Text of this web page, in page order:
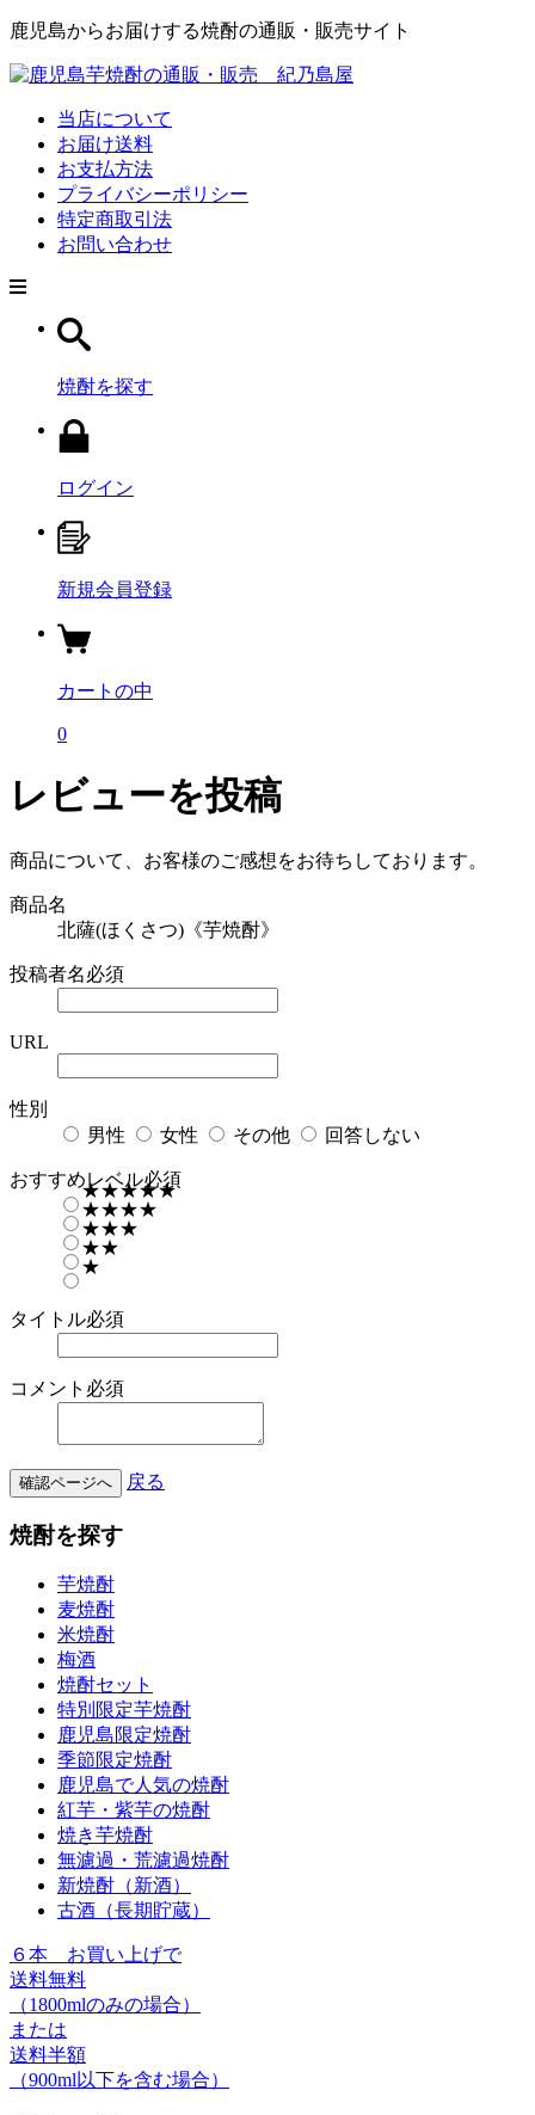
鹿児島からお届けする焼酎の通販・販売サイト
当店について
お届け送料
お支払方法
プライバシーポリシー
特定商取引法
お問い合わせ
焼酎を探す
ログイン
新規会員登録
カートの中
0
レビューを投稿
商品について、お客様のご感想をお待ちしております。
商品名
北薩(ほくさつ)《芋焼酎》
投稿者名必須
URL
性別
男性
女性 その他 回答しない
おすすめレベル必須
★★★★★
★★★★
★★★
★★
★
タイトル必須
コメント 必須
確認ページへ 戻る
焼酎を探す
芋焼酎
麦焼酎
米焼酎
梅酒
焼酎セット
特別限定芋焼酎
鹿児島限定焼酎
季節限定焼酎
鹿児島で人気の焼酎
紅芋・紫芋の焼酎
焼き芋焼酎
無濾過・荒濾過焼酎
新焼酎（新酒）
古酒（長期貯蔵）
６本 お買い上げで
送料無料
（1800mlのみの場合）
または
送料半額
（900ml以下を含む場合）